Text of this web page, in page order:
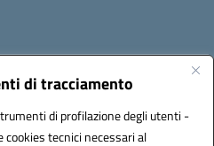
di tracciamento
di profilazione degli utenti -
tecnici necessari al
27 90133 - Palermo
pais03600r@pec.istruzione.it